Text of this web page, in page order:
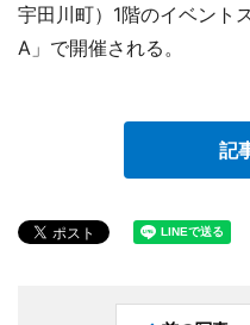
宇田川町）1階のイベント
A」で開催される。
記